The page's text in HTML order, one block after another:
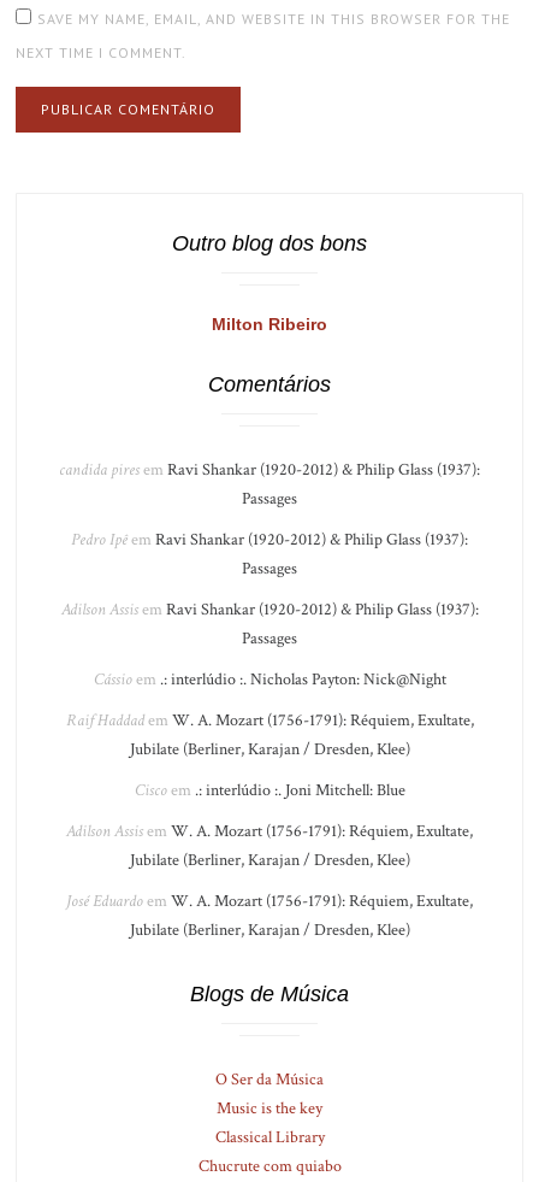
SAVE MY NAME, EMAIL, AND WEBSITE IN THIS BROWSER FOR THE
NEXT TIME I COMMENT.
Outro blog dos bons
Milton Ribeiro
Comentários
candida piresem Ravi Shankar (1920-2012) & Philip Glass (1937):
Passages
Pedro Ipêem Ravi Shankar (1920-2012) & Philip Glass (1937):
Passages
Adilson Assisem Ravi Shankar (1920-2012) & Philip Glass (1937):
Passages
Cássioem .: interlúdio :. Nicholas Payton: Nick@Night
Raif Haddadem W. A. Mozart (1756-1791): Réquiem, Exultate,
Jubilate (Berliner, Karajan / Dresden, Klee)
Ciscoem .: interlúdio :. Joni Mitchell: Blue
Adilson Assisem W. A. Mozart (1756-1791): Réquiem, Exultate,
Jubilate (Berliner, Karajan / Dresden, Klee)
José Eduardoem W. A. Mozart (1756-1791): Réquiem, Exultate,
Jubilate (Berliner, Karajan / Dresden, Klee)
Blogs de Música
O Ser da Música
Music is the key
Classical Library
Chucrute com quiabo